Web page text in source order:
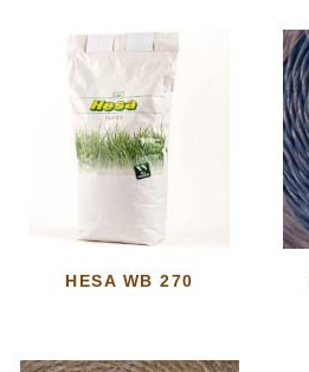
HESA WB 270